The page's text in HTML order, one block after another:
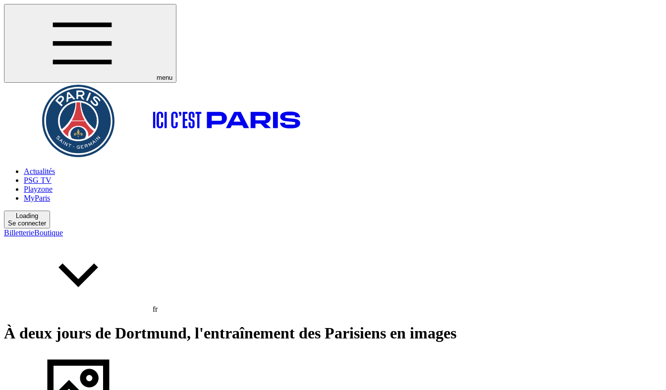
menu
Actualités
PSG TV
Playzone
MyParis
Loading
Se connecter
BilletterieBoutique
fr
À deux jours de Dortmund, l'entraînement des Parisiens en images